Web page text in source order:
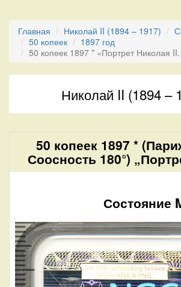
Главная Николай II (1894 – 1917)
50 копеек
1897 год
50 копеек 1897 * «Портрет Николая
Николай II (1894 –
50 копеек 1897 *
Соосность 180°)
Состояние